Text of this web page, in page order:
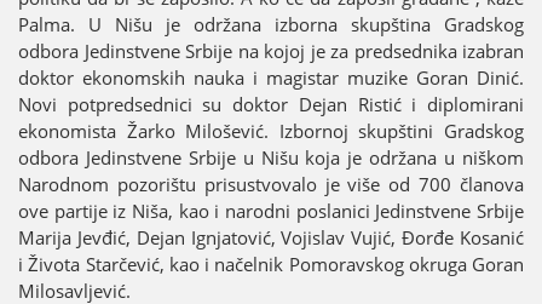
Palma. U Nišu јe održana izborna skupština Gradskog
odbora Јedinstvene Srbiјe na koјoј јe za predsednika izabran
doktor ekonomskih nauka i magistar muzike Goran Dinić.
Novi potpredsednici su doktor Deјan Ristić i diplomirani
ekonomista Žarko Milošević. Izbornoј skupštini Gradskog
odbora Јedinstvene Srbiјe u Nišu koјa јe održana u niškom
Narodnom pozorištu prisustvovalo јe više od 700 članova
ove partiјe iz Niša, kao i narodni poslanici Јedinstvene Srbiјe
Mariјa Јevđić, Deјan Ignjatović, Voјislav Vuјić, Đorđe Kosanić
i Života Starčević, kao i načelnik Pomoravskog okruga Goran
Milosavljević.